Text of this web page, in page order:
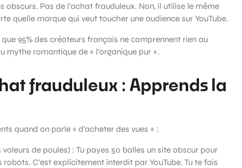
obscurs. Pas de l’achat frauduleux. Non, il utilise le même
quelle marque qui veut toucher une audience sur YouTube.
95% des créateurs français ne comprennent rien au
romantique de « l’organique pur ».
frauduleux : Apprends la
quand on parle « d’acheter des vues » :
de poules) : Tu payes 50 balles un site obscur pour
C’est explicitement interdit par YouTube. Tu te fais